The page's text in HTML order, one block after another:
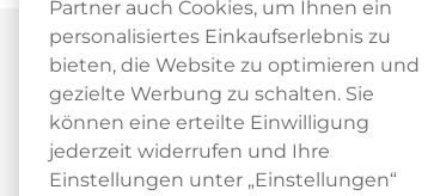
Kundendienst
Partner auch Cookies, um Ihnen ein
personalisiertes Einkaufserlebnis zu
bieten, die Website zu optimieren und
gezielte Werbung zu schalten. Sie
können eine erteilte Einwilligung
jederzeit widerrufen und Ihre
Einstellungen unter „Einstellungen“